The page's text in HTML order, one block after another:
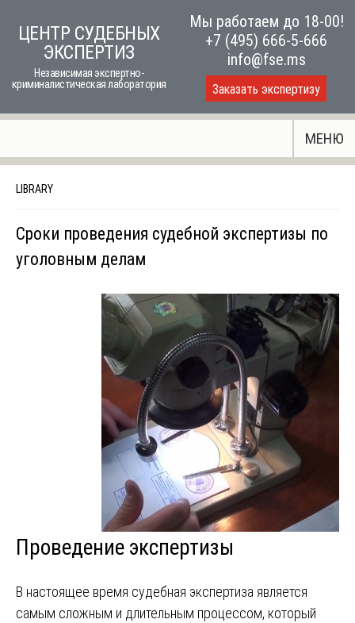
ЦЕНТР СУДЕБНЫХ
ЭКСПЕРТИЗ
Независимая экспертно-
криминалистическая лаборатория
Мы работаем до 18-00!
+7 (495) 666-5-666
info@fse.ms
Заказать экспертизу
МЕНЮ
LIBRARY
Сроки проведения судебной экспертизы по
уголовным делам
Проведение экспертизы
В настоящее время судебная экспертиза является
самым сложным и длительным процессом, который